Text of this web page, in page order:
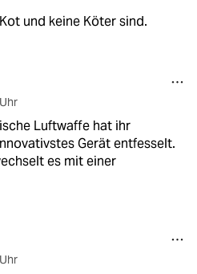
und keine Köter sind.
Luftwaffe hat ihr
Gerät entfesselt.
es mit einer